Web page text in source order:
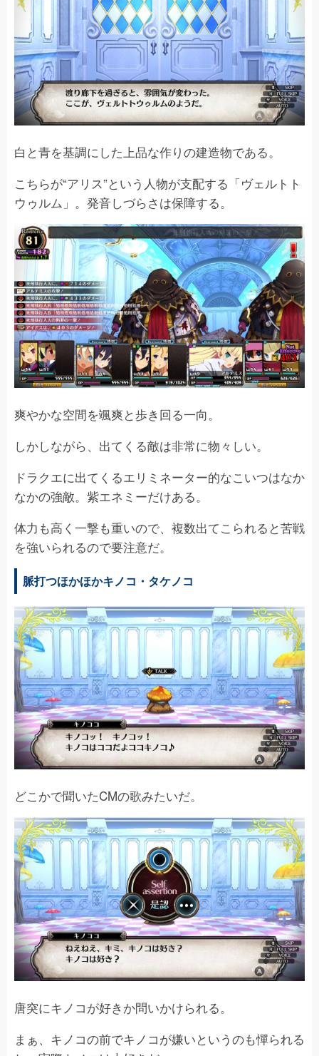
白と青を基調にした上品な作りの建造物である。
こちらが“アリス”という人物が支配する「ヴェルトト
ウゥルム」。発音しづらさは保障する。
爽やかな空間を颯爽と歩き回る一向。
しかしながら、出てくる敵は非常に物々しい。
ドラクエに出てくるエリミネーター的なこいつはなか
なかの強敵。紫エネミーだけある。
体力も高く一撃も重いので、複数出てこられると苦戦
を強いられるので要注意だ。
脈打つほかほかキノコ・タケノコ
どこかで聞いたCMの歌みたいだ。
唐突にキノコが好きか問いかけられる。
まぁ、キノコの前でキノコが嫌いというのも憚られる